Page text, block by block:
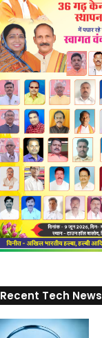
Recent Tech News